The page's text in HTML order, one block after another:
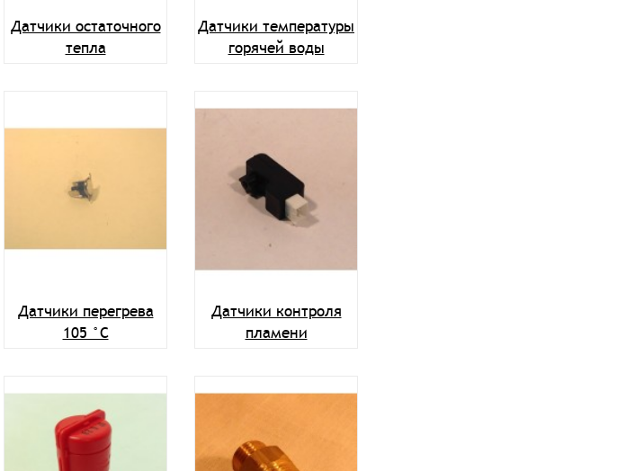
Датчики остаточного
тепла
Датчики температуры
горячей воды
Датчики перегрева
105 °C
Датчики контроля
пламени